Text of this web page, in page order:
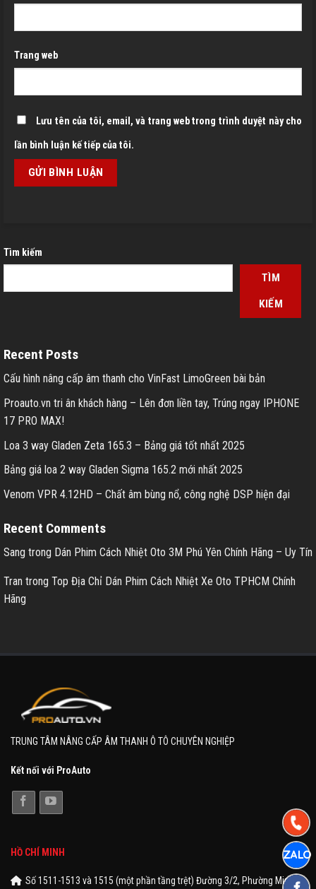
Trang web
Lưu tên của tôi, email, và trang web trong trình duyệt này cho
lần bình luận kế tiếp của tôi.
Tìm kiếm
TÌM
KIẾM
Recent Posts
Cấu hình nâng cấp âm thanh cho VinFast LimoGreen bài bản
Proauto.vn tri ân khách hàng – Lên đơn liền tay, Trúng ngay IPHONE
17 PRO MAX!
Loa 3 way Gladen Zeta 165.3 – Bảng giá tốt nhất 2025
Bảng giá loa 2 way Gladen Sigma 165.2 mới nhất 2025
Venom VPR 4.12HD – Chất âm bùng nổ, công nghệ DSP hiện đại
Recent Comments
Sang trong Dán Phim Cách Nhiệt Oto 3M Phú Yên Chính Hãng – Uy Tín
Tran trong Top Địa Chỉ Dán Phim Cách Nhiệt Xe Oto TPHCM Chính
Hãng
TRUNG TÂM NÂNG CẤP ÂM THANH Ô TÔ CHUYÊN NGHIỆP
Kết nối với ProAuto
HỒ CHÍ MINH
Số 1511-1513 và 1515 (một phần tầng trệt) Đường 3/2, Phường Minh